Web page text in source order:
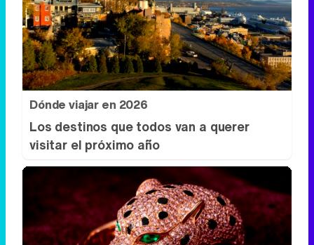
Dónde viajar en 2026
Los destinos que todos van a querer
visitar el próximo año